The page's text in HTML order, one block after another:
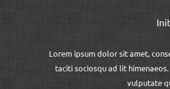
Lorem ipsum dolor sit amet,
taciti sociosqu ad lit
vulputate